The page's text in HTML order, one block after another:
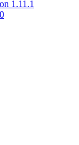
1.11.1